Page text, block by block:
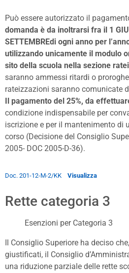
Può essere autorizzato il
domanda è da inoltrarsi fra il 1
SETTEMBREdi ogni anno per
utilizzando unicamente il modulo
sito della scuola nella sezione
saranno ammessi ritardi o
rateizzazioni saranno comunicate
Il pagamento del 25%, da
condizione indispensabile per
iscrizione e per il mantenimento di
corso (Decisione del Consiglio
2005- DOC 2005-D-36).
Doc. 201-12-M-2/KK Visualizza
Rette categoria 3
Esenzioni per Categoria 3
Il Consiglio Superiore ha deciso
giustificati, il Consiglio
una riduzione parziale delle rette